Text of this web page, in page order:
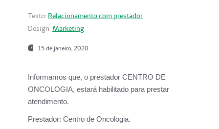
Texto: Relacionamento com prestador
Design: Marketing
15 de janeiro, 2020
Informamos que, o prestador CENTRO DE
ONCOLOGIA, estará habilitado para prestar
atendimento.
Prestador: Centro de Oncologia.